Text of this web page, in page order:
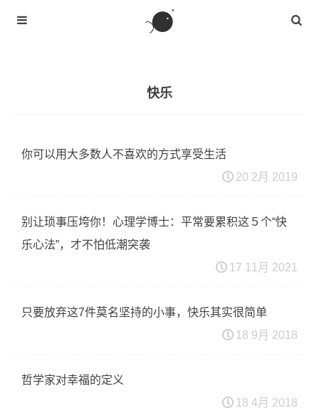
快乐
你可以用大多数人不喜欢的方式享受生活
20 2月 2019
别让琐事压垮你！心理学博士：平常要累积这５个“快
乐心法”，才不怕低潮突袭
17 11月 2021
只要放弃这7件莫名坚持的小事，快乐其实很简单
18 9月 2018
哲学家对幸福的定义
18 4月 2018